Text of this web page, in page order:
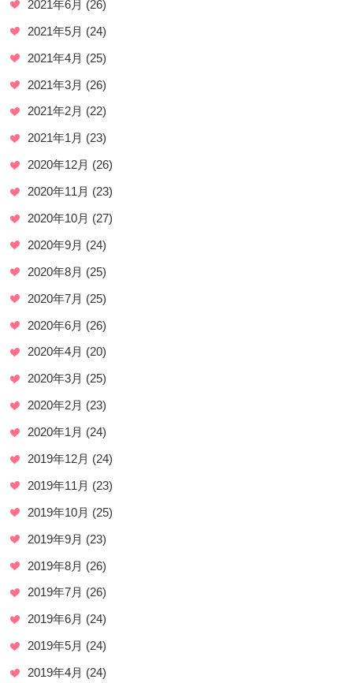
2021年6月 (26)
2021年5月 (24)
2021年4月 (25)
2021年3月 (26)
2021年2月 (22)
2021年1月 (23)
2020年12月 (26)
2020年11月 (23)
2020年10月 (27)
2020年9月 (24)
2020年8月 (25)
2020年7月 (25)
2020年6月 (26)
2020年4月 (20)
2020年3月 (25)
2020年2月 (23)
2020年1月 (24)
2019年12月 (24)
2019年11月 (23)
2019年10月 (25)
2019年9月 (23)
2019年8月 (26)
2019年7月 (26)
2019年6月 (24)
2019年5月 (24)
2019年4月 (24)